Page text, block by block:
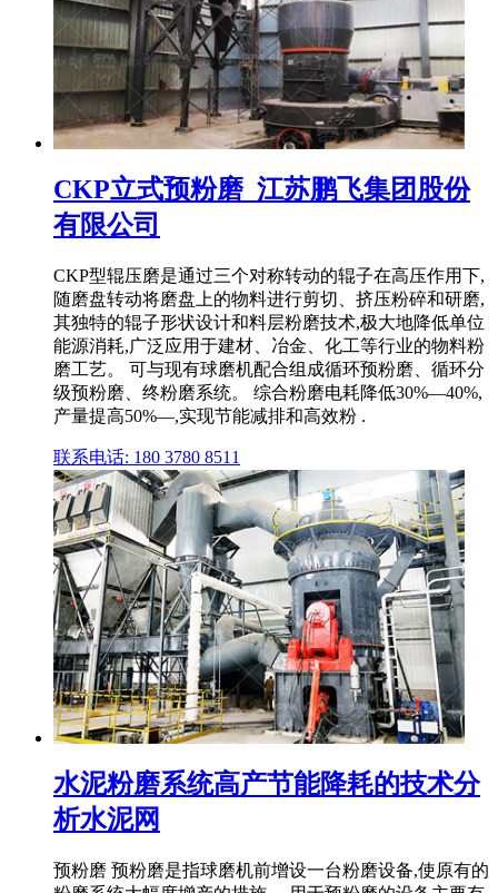
CKP立式预粉磨_江苏鹏飞集团股份
有限公司
CKP型辊压磨是通过三个对称转动的辊子在高压作用下,
随磨盘转动将磨盘上的物料进行剪切、挤压粉碎和研磨,
其独特的辊子形状设计和料层粉磨技术,极大地降低单位
能源消耗,广泛应用于建材、冶金、化工等行业的物料粉
磨工艺。 可与现有球磨机配合组成循环预粉磨、循环分
级预粉磨、终粉磨系统。 综合粉磨电耗降低30%—40%,
产量提高50%—,实现节能减排和高效粉 .
联系电话: 180 3780 8511
水泥粉磨系统高产节能降耗的技术分
析水泥网
预粉磨 预粉磨是指球磨机前增设一台粉磨设备,使原有的